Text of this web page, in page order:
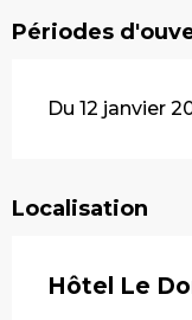
Périodes
Du 12 janvier
Localisation
Hôtel Le